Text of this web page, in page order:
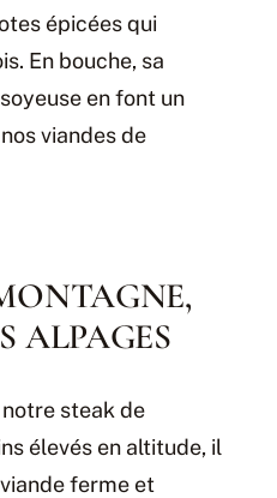
épicées qui
En bouche, sa
en font un
viandes de
ALPAGES
steak de
élevés en altitude, il
ferme et